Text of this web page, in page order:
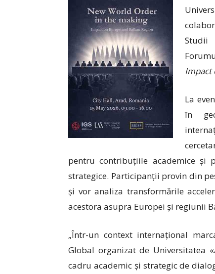
Studii
Impact
La
în
pentru contribuțiile academice și
strategice. Participanții provin din
și vor analiza transformările
acestora asupra Europei și regiunii
„Într-un context internațional
Global organizat de Universitatea
cadru academic și strategic de